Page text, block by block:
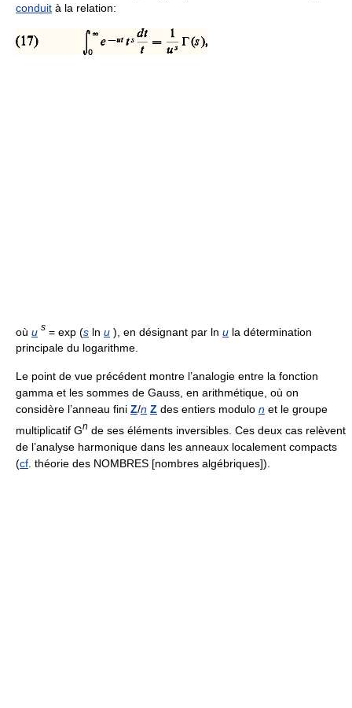
conduit à la relation:
où u s = exp (s ln u ), en désignant par ln u la détermination
principale du logarithme.
Le point de vue précédent montre l’analogie entre la fonction
gamma et les sommes de Gauss, en arithmétique, où on
considère l’anneau fini Z/n Z des entiers modulo n et le groupe
multiplicatif Gn de ses éléments inversibles. Ces deux cas relèvent
de l’analyse harmonique dans les anneaux localement compacts
(cf . théorie des NOMBRES [nombres algébriques]).